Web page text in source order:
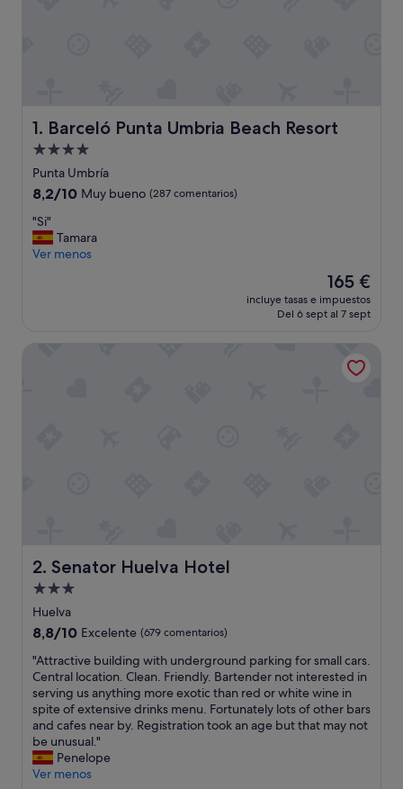
1. Barceló Punta Umbria Beach Resort
Barceló Punta Umbria Beach Resort
Alojamiento
de
4.0 estrellas
Punta Umbría
8.2
10,
Muy
bueno,
8,2/10 Muy bueno (287 comentarios)
"
S
i
"Si"
Tamara
Ver menos
El
precio
actual
de
165 €
165 €
incluye tasas e impuestos
Del 6 sept al 7 sept
2. Senator Huelva Hotel
Senator Huelva Hotel
Alojamiento
de
3.0 estrellas
Huelva
8.8
10,
Excelente,
(679 comentarios)
8,8/10 Excelente (679 comentarios)
"
A
t
t
r
a
c
t
"Attractive building with underground parking for small cars.
Central location. Clean. Friendly. Bartender not interested in
serving us anything more exotic than red or white wine in
spite of extensive drinks menu. Fortunately lots of other bars
and cafes near by. Registration took an age but that may not
be unusual."
Penelope
Ver menos